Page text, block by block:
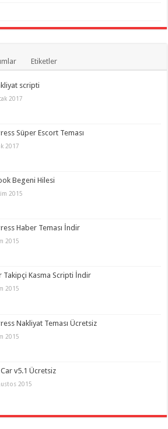
Etiketler
scripti
2017
Süper Escort Teması
2017
Begeni Hilesi
2015
Haber Teması İndir
2015
Takipçi Kasma Scripti İndir
2015
Nakliyat Teması Ücretsiz
2015
v5.1 Ücretsiz
2015